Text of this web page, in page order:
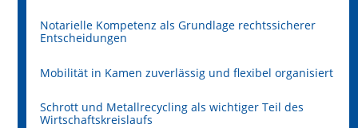
Notarielle Kompetenz als Grundlage rechtssicherer
Entscheidungen
Mobilität in Kamen zuverlässig und flexibel organisiert
Schrott und Metallrecycling als wichtiger Teil des
Wirtschaftskreislaufs